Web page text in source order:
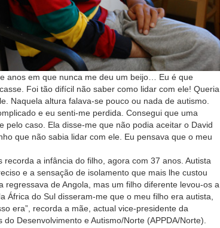
anos em que nunca me deu um beijo… Eu é que
Foi tão difícil não saber como lidar com ele! Queria
Naquela altura falava-se pouco ou nada de autismo.
e eu senti-me perdida. Consegui que uma
pelo caso. Ela disse-me que não podia aceitar o David
que não sabia lidar com ele. Eu pensava que o meu
a infância do filho, agora com 37 anos. Autista
e a sensação de isolamento que mais lhe custou
regressava de Angola, mas um filho diferente levou-os a
África do Sul disseram-me que o meu filho era autista,
era”, recorda a mãe, actual vice-presidente da
Desenvolvimento e Autismo/Norte (APPDA/Norte).